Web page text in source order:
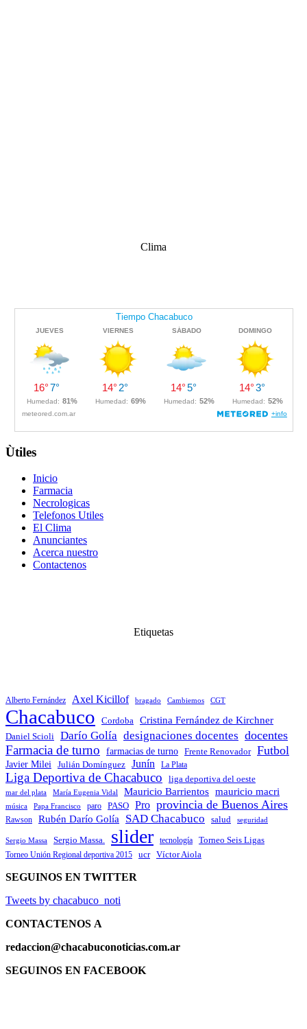
Clima
Ùtiles
Inicio
Farmacia
Necrologicas
Telefonos Utiles
El Clima
Anunciantes
Acerca nuestro
Contactenos
Etiquetas
Alberto Fernández Axel Kicillof bragado Cambiemos CGT
Chacabuco Cordoba Cristina Fernández de Kirchner
Daniel Scioli Darío Golía designaciones docentes docentes
Farmacia de turno farmacias de turno Frente Renovador Futbol
Javier Milei Julián Domínguez Junín La Plata
Liga Deportiva de Chacabuco liga deportiva del oeste
mar del plata María Eugenia Vidal Mauricio Barrientos mauricio macri
música Papa Francisco paro PASO Pro provincia de Buenos Aires
Rawson Rubén Darío Golía SAD Chacabuco salud seguridad
Sergio Massa Sergio Massa. slider tecnología Torneo Seis Ligas
Torneo Unión Regional deportiva 2015 ucr Víctor Aiola
SEGUINOS EN TWITTER
Tweets by chacabuco_noti
CONTACTENOS A
redaccion@chacabuconoticias.com.ar
SEGUINOS EN FACEBOOK